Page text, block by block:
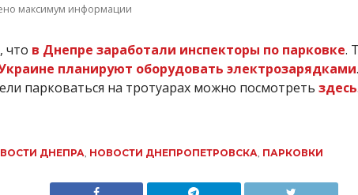
максимум информации
что в Днепре заработали инспекторы по парковке.
планируют оборудовать электрозарядками
парковаться на тротуарах можно посмотреть здесь.
ДНЕПРА НОВОСТИ ДНЕПРОПЕТРОВСКА ПАРКОВКИ